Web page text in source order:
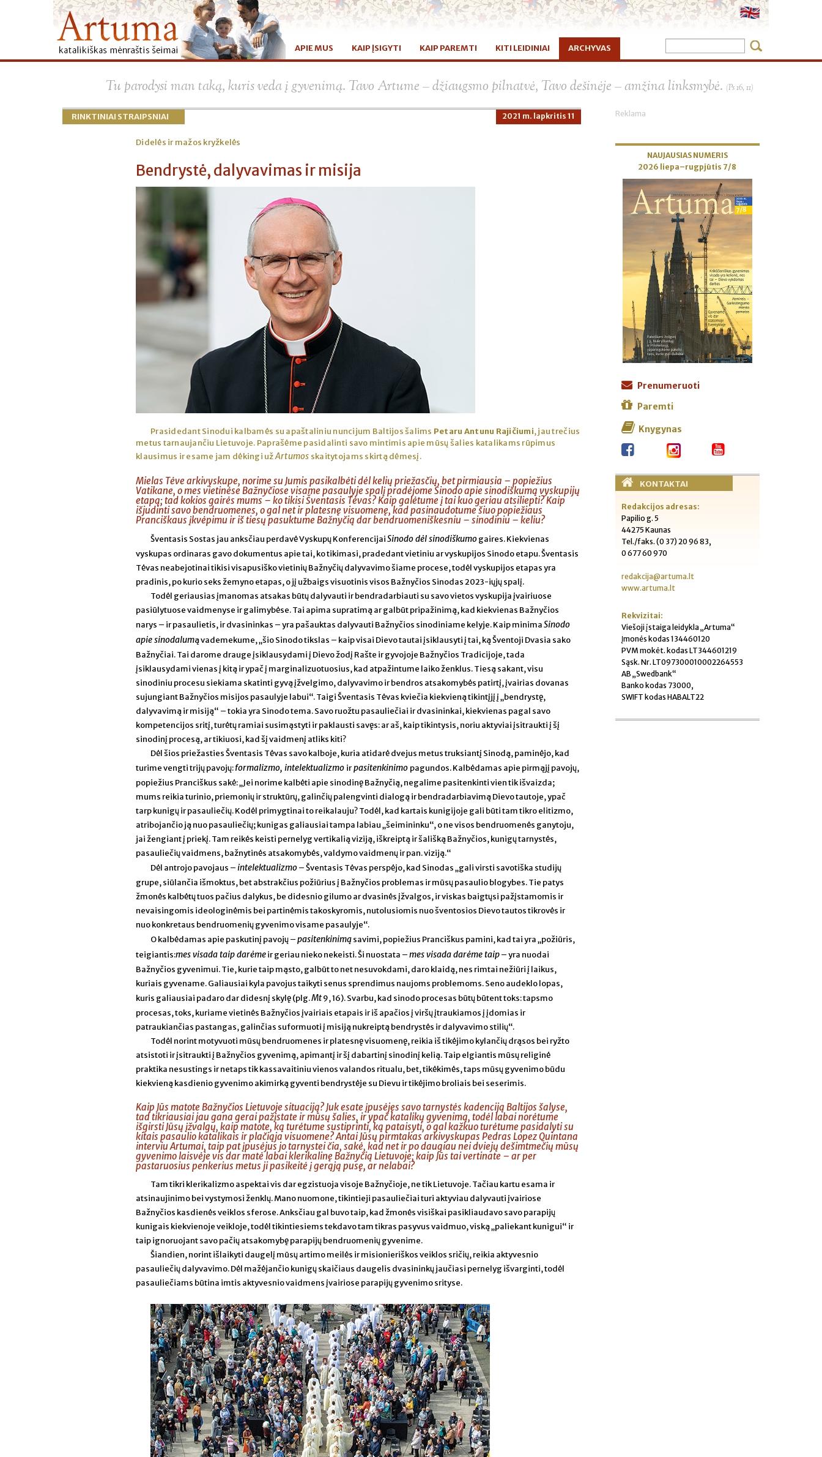
APIE MUS KAIP ĮSIGYTI KAIP PAREMTI KITI LEIDINIAI ARCHYVAS
Tu parodysi man taką, kuris veda į gyvenimą. Tavo Artume – džiaugsmo pilnatvė, Tavo dešinėje – amžina linksmybė. (Ps 16, 11)
RINKTINIAI STRAIPSNIAI 2021 m. lapkritis 11
Didelės ir mažos kryžkelės
Bendrystė, dalyvavimas ir misija
Prasidedant Sinodui kalbamės su apaštaliniu nuncijum Baltijos šalims Petaru Antunu Rajičiumi, jau trečius
metus tarnaujančiu Lietuvoje. Paprašėme pasidalinti savo mintimis apie mūsų šalies katalikams rūpimus
klausimus ir esame jam dėkingi užArtumos skaitytojams skirtą dėmesį.
Mielas Tėve arkivyskupe, norime su Jumis pasikalbėti dėl kelių priežasčių, bet pirmiausia – popiežius
Vatikane, o mes vietinėse Bažnyčiose visame pasaulyje spalį pradėjome Sinodo apie sinodiškumą vyskupijų
etapą; tad kokios gairės mums – ko tikisi Šventasis Tėvas? Kaip galėtume į tai kuo geriau atsiliepti? Kaip
išjudinti savo bendruomenes, o gal net ir platesnę visuomenę, kad pasinaudotume šiuo popiežiaus
Pranciškaus įkvėpimu ir iš tiesų pasuktume Bažnyčią dar bendruomeniškesniu – sinodiniu – keliu?
Šventasis Sostas jau anksčiau perdavė Vyskupų KonferencijaiSinodo dėl sinodiškumogaires. Kiekvienas
vyskupas ordinaras gavo dokumentus apie tai, ko tikimasi, pradedant vietiniu ar vyskupijos Sinodo etapu. Šventasis
Tėvas neabejotinai tikisi visapusiško vietinių Bažnyčių dalyvavimo šiame procese, todėl vyskupijos etapas yra
pradinis, po kurio seks žemyno etapas, o jį užbaigs visuotinis visos Bažnyčios Sinodas 2023-iųjų spalį.
Todėl geriausias įmanomas atsakas būtų dalyvauti ir bendradarbiauti su savo vietos vyskupija įvairiuose
pasiūlytuose vaidmenyse ir galimybėse. Tai apima supratimą ar galbūt pripažinimą, kad kiekvienas Bažnyčios
narys – ir pasaulietis, ir dvasininkas – yra pašauktas dalyvauti Bažnyčios sinodiniame kelyje. Kaip minimaSinodo
apie sinodalumą vademekume, „šio Sinodo tikslas – kaip visai Dievo tautai įsiklausyti į tai, ką Šventoji Dvasia sako
Bažnyčiai. Tai darome drauge įsiklausydami į Dievo žodį Rašte ir gyvojoje Bažnyčios Tradicijoje, tada
įsiklausydami vienas į kitą ir ypač į marginalizuotuosius, kad atpažintume laiko ženklus. Tiesą sakant, visu
sinodiniu procesu siekiama skatinti gyvą įžvelgimo, dalyvavimo ir bendros atsakomybės patirtį, įvairias dovanas
sujungiant Bažnyčios misijos pasaulyje labui“. Taigi Šventasis Tėvas kviečia kiekvieną tikintįjį į „bendrystę,
dalyvavimą ir misiją“ – tokia yra Sinodo tema. Savo ruožtu pasauliečiai ir dvasininkai, kiekvienas pagal savo
kompetencijos sritį, turėtų ramiai susimąstyti ir paklausti savęs: ar aš, kaip tikintysis, noriu aktyviai įsitraukti į šį
sinodinį procesą, ar tikiuosi, kad šį vaidmenį atliks kiti?
Dėl šios priežasties Šventasis Tėvas savo kalboje, kuria atidarė dvejus metus truksiantį Sinodą, paminėjo, kad
turime vengti trijų pavojų:formalizmo, intelektualizmo irpasitenkinimo pagundos. Kalbėdamas apie pirmąjį pavojų,
popiežius Pranciškus sakė: „Jei norime kalbėti apie sinodinę Bažnyčią, negalime pasitenkinti vien tik išvaizda;
mums reikia turinio, priemonių ir struktūrų, galinčių palengvinti dialogą ir bendradarbiavimą Dievo tautoje, ypač
tarp kunigų ir pasauliečių. Kodėl primygtinai to reikalauju? Todėl, kad kartais kunigijoje gali būti tam tikro elitizmo,
atribojančio ją nuo pasauliečių; kunigas galiausiai tampa labiau „šeimininku“, o ne visos bendruomenės ganytoju,
jai žengiant į priekį. Tam reikės keisti pernelyg vertikalią viziją, iškreiptą ir šališką Bažnyčios, kunigų tarnystės,
pasauliečių vaidmens, bažnytinės atsakomybės, valdymo vaidmenų ir pan. viziją.“
Dėl antrojo pavojaus –intelektualizmo– Šventasis Tėvas perspėjo, kad Sinodas „gali virsti savotiška studijų
grupe, siūlančia išmoktus, bet abstrakčius požiūrius į Bažnyčios problemas ir mūsų pasaulio blogybes. Tie patys
žmonės kalbėtų tuos pačius dalykus, be didesnio gilumo ar dvasinės įžvalgos, ir viskas baigtųsi pažįstamomis ir
nevaisingomis ideologinėmis bei partinėmis takoskyromis, nutolusiomis nuo šventosios Dievo tautos tikrovės ir
nuo konkretaus bendruomenių gyvenimo visame pasaulyje“.
O kalbėdamas apie paskutinį pavojų –pasitenkinimąsavimi, popiežius Pranciškus pamini, kad tai yra „požiūris,
teigiantis:mes visada taip darėmeir geriau nieko nekeisti. Ši nuostata –mes visada darėme taip– yra nuodai
Bažnyčios gyvenimui. Tie, kurie taip mąsto, galbūt to net nesuvokdami, daro klaidą, nes rimtai nežiūri į laikus,
kuriais gyvename. Galiausiai kyla pavojus taikyti senus sprendimus naujoms problemoms. Seno audeklo lopas,
kuris galiausiai padaro dar didesnį skylę (plg.Mt9, 16). Svarbu, kad sinodo procesas būtų būtent toks: tapsmo
procesas, toks, kuriame vietinės Bažnyčios įvairiais etapais ir iš apačios į viršų įtraukiamos į įdomias ir
patraukiančias pastangas, galinčias suformuoti į misiją nukreiptą bendrystės ir dalyvavimo stilių“.
Todėl norint motyvuoti mūsų bendruomenes ir platesnę visuomenę, reikia iš tikėjimo kylančių drąsos bei ryžto
atsistoti ir įsitraukti į Bažnyčios gyvenimą, apimantį ir šį dabartinį sinodinį kelią. Taip elgiantis mūsų religinė
praktika nesustings ir netaps tik kassavaitiniu vienos valandos ritualu, bet, tikėkimės, taps mūsų gyvenimo būdu
kiekvieną kasdienio gyvenimo akimirką gyventi bendrystėje su Dievu ir tikėjimo broliais bei seserimis.
Kaip Jūs matote Bažnyčios Lietuvoje situaciją? Juk esate įpusėjęs savo tarnystės kadenciją Baltijos šalyse,
tad tikriausiai jau gana gerai pažįstate ir mūsų šalies, ir ypač katalikų gyvenimą, todėl labai norėtume
išgirsti Jūsų įžvalgų, kaip matote, ką turėtume sustiprinti, ką pataisyti, o gal kažkuo turėtume pasidalyti su
kitais pasaulio katalikais ir plačiąja visuomene? Antai Jūsų pirmtakas arkivyskupas Pedras Lopez Quintana
interviu Artumai, taip pat įpusėjus jo tarnystei čia, sakė, kad net ir po daugiau nei dviejų dešimtmečių mūsų
gyvenimo laisvėje vis dar matė labai klerikalinę Bažnyčią Lietuvoje; kaip Jūs tai vertinate – ar per
pastaruosius penkerius metus ji pasikeitė į gerąją pusę, ar nelabai?
Tam tikri klerikalizmo aspektai vis dar egzistuoja visoje Bažnyčioje, ne tik Lietuvoje. Tačiau kartu esama ir
atsinaujinimo bei vystymosi ženklų. Mano nuomone, tikintieji pasauliečiai turi aktyviau dalyvauti įvairiose
Bažnyčios kasdienės veiklos sferose. Anksčiau gal buvo taip, kad žmonės visiškai pasikliaudavo savo parapijų
kunigais kiekvienoje veikloje, todėl tikintiesiems tekdavo tam tikras pasyvus vaidmuo, viską „paliekant kunigui“ ir
taip ignoruojant savo pačių atsakomybę parapijų bendruomenių gyvenime.
Šiandien, norint išlaikyti daugelį mūsų artimo meilės ir misionieriškos veiklos sričių, reikia aktyvesnio
pasauliečių dalyvavimo. Dėl mažėjančio kunigų skaičiaus daugelis dvasininkų jaučiasi pernelyg išvarginti, todėl
pasauliečiams būtina imtis aktyvesnio vaidmens įvairiose parapijų gyvenimo srityse.
Reklama
NAUJAUSIAS NUMERIS
2026 liepa–rugpjūtis 7/8
Prenumeruoti
Paremti
Knygynas
KONTAKTAI
Redakcijos adresas:
Papilio g. 5
44275 Kaunas
Tel./faks. (0 37) 20 96 83,
0 677 60 970
redakcija@artuma.lt
www.artuma.lt
Rekvizitai:
Viešoji įstaiga leidykla „Artuma“
Įmonės kodas 134460120
PVM mokėt. kodas LT344601219
Sąsk. Nr. LT097300010002264553
AB „Swedbank“
Banko kodas 73000,
SWIFT kodas HABALT22